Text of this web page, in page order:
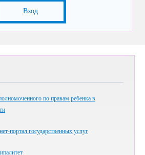
Вход
по правам ребенка в
портал государственных услуг